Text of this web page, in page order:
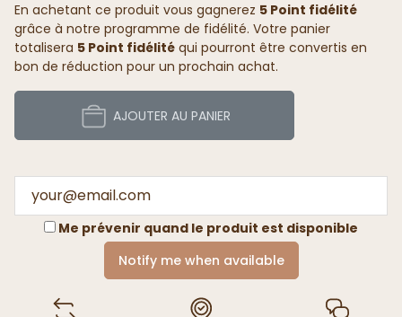
En achetant ce produit vous gagnerez 5 Point fidélité
grâce à notre programme de fidélité. Votre panier
totalisera 5 Point fidélité qui pourront être convertis en
bon de réduction pour un prochain achat.
AJOUTER AU PANIER
Me prévenir quand le produit est disponible
Notify me when available